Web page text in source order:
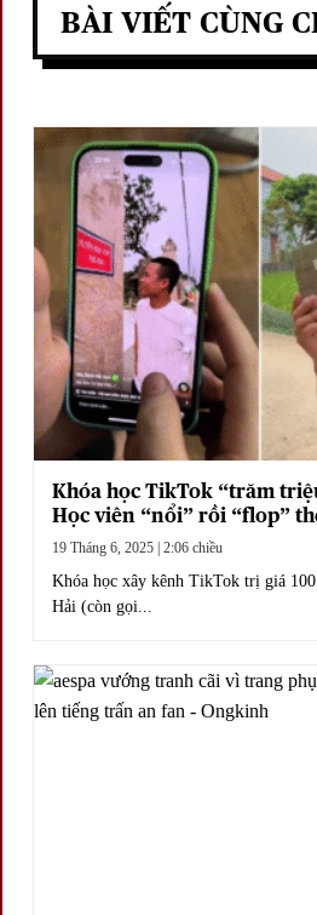
BÀI VIẾT CÙNG
Khóa học TikTok “trăm
Học viên “nổi” rồi “flop”
đắt giá từ TikTok
19 Tháng 6, 2025 | 2:06 chiều
Khóa học xây kênh TikTok trị giá
Hải (còn gọi...